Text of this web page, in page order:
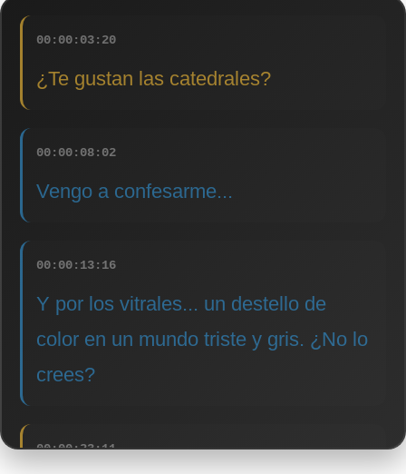
00:00:03:20
¿Te gustan las catedrales?
00:00:08:02
Vengo a confesarme...
00:00:13:16
Y por los vitrales... un destello de
color en un mundo triste y gris. ¿No lo
crees?
00:00:23:11